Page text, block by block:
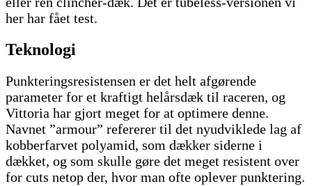
her har fået test.
Teknologi
Punkteringsresistensen er det helt afgørende
parameter for et kraftigt helårsdæk til raceren, og
Vittoria har gjort meget for at optimere denne.
Navnet ”armour” refererer til det nyudviklede lag af
kobberfarvet polyamid, som dækker siderne i
dækket, og som skulle gøre det meget resistent over
for cuts netop der, hvor man ofte oplever punktering.